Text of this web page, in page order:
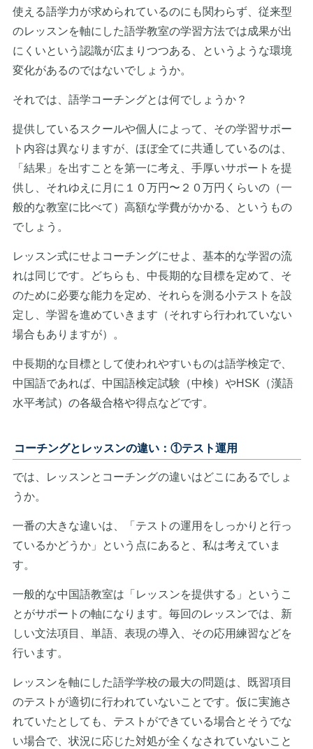
使える語学力が求められているのにも関わらず、従来型
のレッスンを軸にした語学教室の学習方法では成果が出
にくいという認識が広まりつつある、というような環境
変化があるのではないでしょうか。
それでは、語学コーチングとは何でしょうか？
提供しているスクールや個人によって、その学習サポー
ト内容は異なりますが、ほぼ全てに共通しているのは、
「結果」を出すことを第一に考え、手厚いサポートを提
供し、それゆえに月に１０万円〜２０万円くらいの（一
般的な教室に比べて）高額な学費がかかる、というもの
でしょう。
レッスン式にせよコーチングにせよ、基本的な学習の流
れは同じです。どちらも、中長期的な目標を定めて、そ
のために必要な能力を定め、それらを測る小テストを設
定し、学習を進めていきます（それすら行われていない
場合もありますが）。
中長期的な目標として使われやすいものは語学検定で、
中国語であれば、中国語検定試験（中検）やHSK（漢語
水平考試）の各級合格や得点などです。
コーチングとレッスンの違い：①テスト運用
では、レッスンとコーチングの違いはどこにあるでしょ
うか。
一番の大きな違いは、「テストの運用をしっかりと行っ
ているかどうか」という点にあると、私は考えていま
す。
一般的な中国語教室は「レッスンを提供する」というこ
とがサポートの軸になります。毎回のレッスンでは、新
しい文法項目、単語、表現の導入、その応用練習などを
行います。
レッスンを軸にした語学学校の最大の問題は、既習項目
のテストが適切に行われていないことです。仮に実施さ
れていたとしても、テストができている場合とそうでな
い場合で、状況に応じた対処が全くなされていないこと